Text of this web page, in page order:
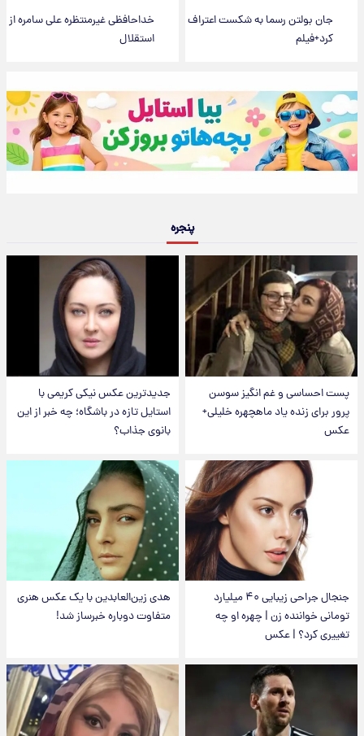
جان بولتن رسما به شکست اعتراف
کرد+فیلم
خداحافظی غیرمنتظره علی سامره از
استقلال
پنجره
پست احساسی و غم انگیز سوسن
پرور برای زنده یاد ماهچهره خلیلی+
عکس
جدیدترین عکس نیکی کریمی با
استایل تازه در باشگاه؛ چه خبر از این
بانوی جذاب؟
جنجال جراحی زیبایی ۴۰ میلیارد
تومانی خواننده زن | چهره او چه
تغییری کرد؟ | عکس
هدی زین‌العابدین با یک عکس هنری
متفاوت دوباره خبرساز شد!